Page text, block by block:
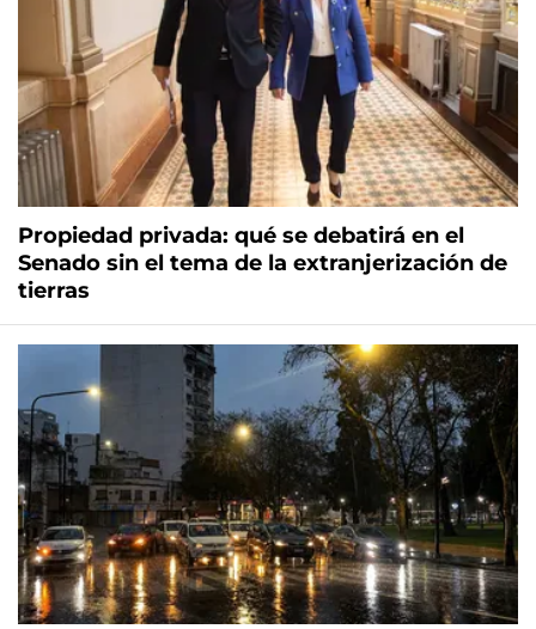
Propiedad privada: qué se debatirá en el
Senado sin el tema de la extranjerización de
tierras